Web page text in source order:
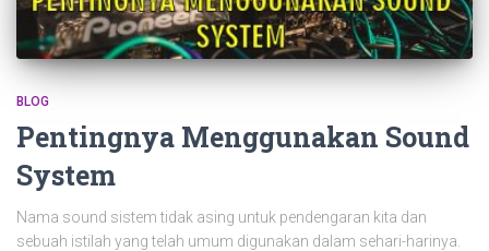
BLOG
Pentingnya Menggunakan Sound
System
Nama sound sistem tidak asing untuk pendengaran kita dan
sebuah istilah yang telah umum digunakan dalam sehari-harinya.